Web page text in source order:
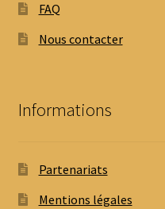
FAQ
Nous contacter
Informations
Partenariats
Mentions légales